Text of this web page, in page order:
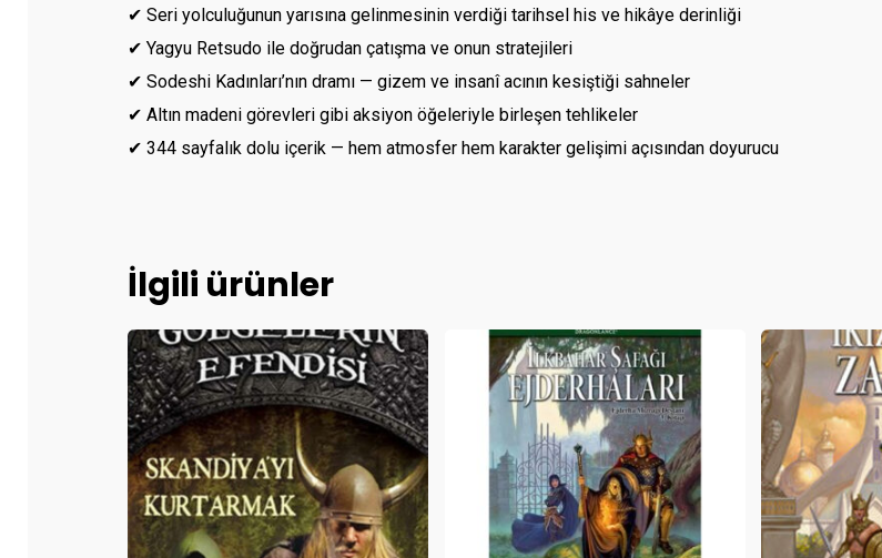
✔ Seri yolculuğunun yarısına gelinmesinin verdiği tarihsel his ve hikâye derinliği
✔ Yagyu Retsudo ile doğrudan çatışma ve onun stratejileri
✔ Sodeshi Kadınları’nın dramı — gizem ve insanî acının kesiştiği sahneler
✔ Altın madeni görevleri gibi aksiyon öğeleriyle birleşen tehlikeler
✔ 344 sayfalık dolu içerik — hem atmosfer hem karakter gelişimi açısından doyurucu
İlgili ürünler